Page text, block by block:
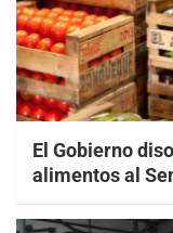
El Gobierno
alimentos al